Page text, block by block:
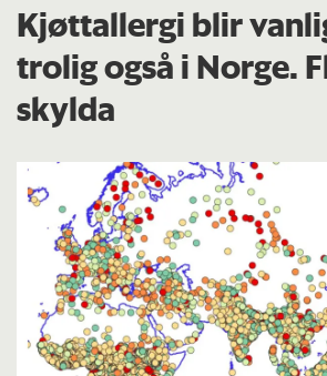
Kjøttallergi blir
trolig også i Norge.
skylda